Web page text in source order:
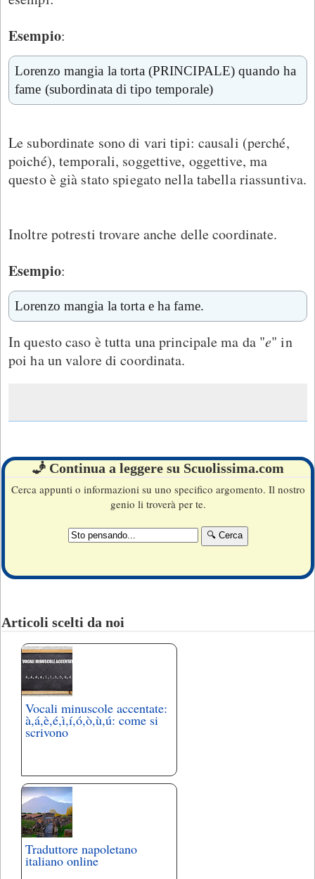
Esempio:
Lorenzo mangia la torta (PRINCIPALE) quando ha
fame (subordinata di tipo temporale)
Le subordinate sono di vari tipi: causali (perché,
poiché), temporali, soggettive, oggettive, ma
questo è già stato spiegato nella tabella riassuntiva.
Inoltre potresti trovare anche delle coordinate.
Esempio:
Lorenzo mangia la torta e ha fame.
In questo caso è tutta una principale ma da "e" in
poi ha un valore di coordinata.
🧞 Continua a leggere su Scuolissima.com
Cerca appunti o informazioni su uno specifico argomento. Il nostro
genio li troverà per te.
Articoli scelti da noi
Vocali minuscole accentate:
à,á,è,é,ì,í,ó,ò,ù,ú: come si
scrivono
Traduttore napoletano
italiano online